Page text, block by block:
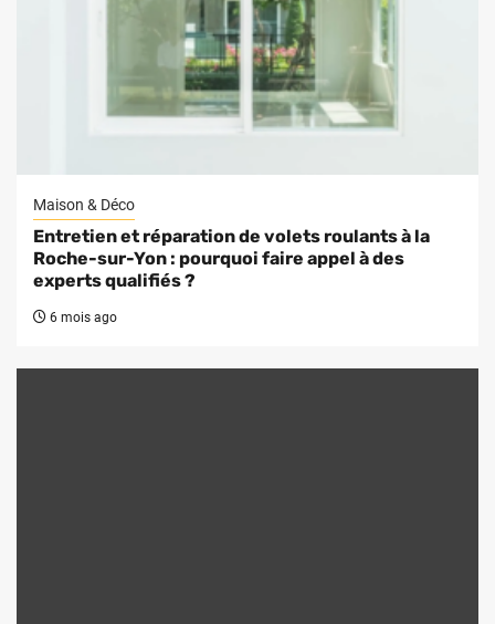
Maison & Déco
Entretien et réparation de volets roulants à la
Roche-sur-Yon : pourquoi faire appel à des
experts qualifiés ?
6 mois ago